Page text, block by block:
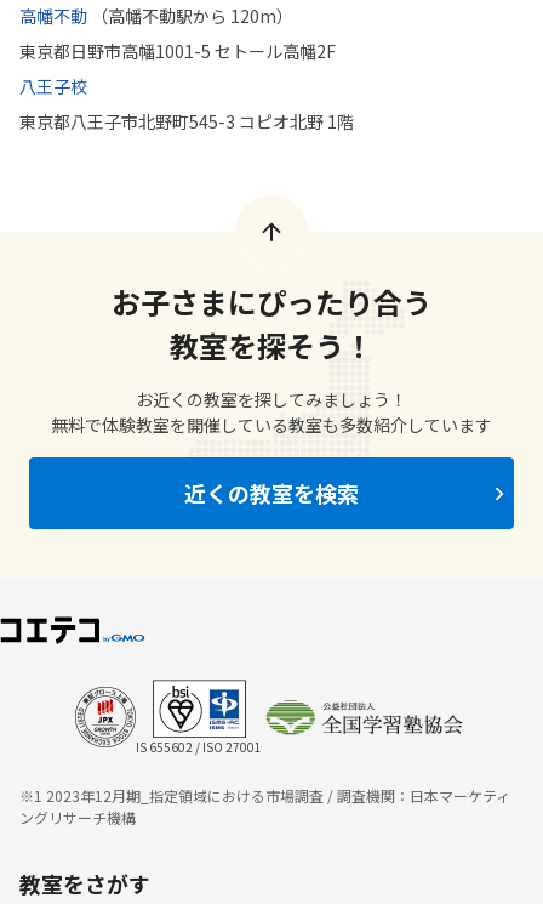
高幡不動
（高幡不動駅から 120m）
東京都日野市高幡1001-5 セトール高幡2F
八王子校
東京都八王子市北野町545-3 コピオ北野 1階
お子さまにぴったり合う
教室を探そう！
お近くの教室を探してみましょう！
無料で体験教室を開催している教室も多数紹介しています
近くの教室を検索
IS 655602 / ISO 27001
※1 2023年12月期_指定領域における市場調査 / 調査機関：日本マーケティ
ングリサーチ機構
教室をさがす